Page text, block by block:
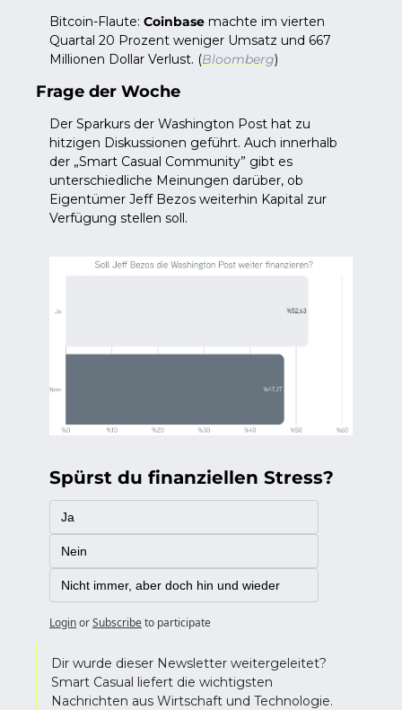
Bitcoin-Flaute: Coinbase machte im vierten
Quartal 20 Prozent weniger Umsatz und 667
Millionen Dollar Verlust. (Bloomberg)
Frage der Woche
Der Sparkurs der Washington Post hat zu
hitzigen Diskussionen geführt. Auch innerhalb
der „Smart Casual Community” gibt es
unterschiedliche Meinungen darüber, ob
Eigentümer Jeff Bezos weiterhin Kapital zur
Verfügung stellen soll.
Spürst du finanziellen Stress?
Ja
Nein
Nicht immer, aber doch hin und wieder
LoginorSubscribeto participate
Dir wurde dieser Newsletter weitergeleitet?
Smart Casual liefert die wichtigsten
Nachrichten aus Wirtschaft und Technologie.